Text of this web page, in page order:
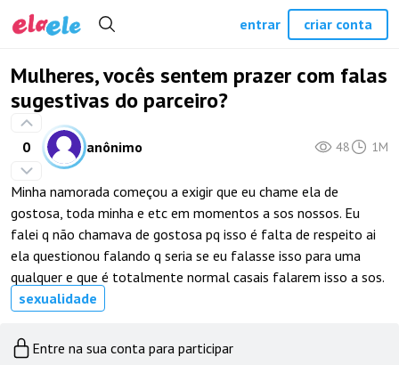
Mulheres, vocês sentem prazer com falas
sugestivas do parceiro?
0 anônimo 48 1M
Minha namorada começou a exigir que eu chame ela de
gostosa, toda minha e etc em momentos a sos nossos. Eu
falei q não chamava de gostosa pq isso é falta de respeito ai
ela questionou falando q seria se eu falasse isso para uma
qualquer e que é totalmente normal casais falarem isso a sos.
sexualidade
Entre na sua conta para participar
entrar criar conta